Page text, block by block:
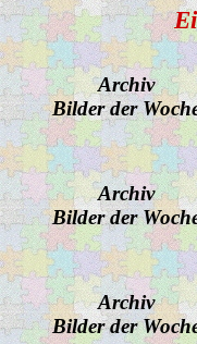
Archiv
Bilder der
Archiv
Bilder der
Archiv
Bilder der